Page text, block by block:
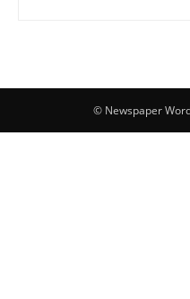
© Newspaper